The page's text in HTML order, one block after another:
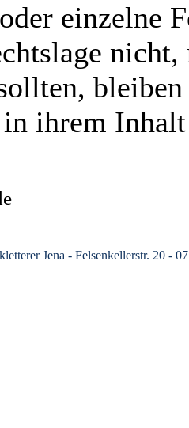
einzelne
in ihrem
Jena - Felsenkellerstr. 20 -